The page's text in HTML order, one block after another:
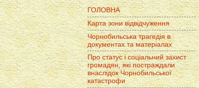
ГОЛОВНА
Карта зони відвідчуження
Чорнобильська трагедія в
документах та матеріалах
Про статус і соціальний захист
громадян, які постраждали
внаслідок Чорнобильської
катастрофи